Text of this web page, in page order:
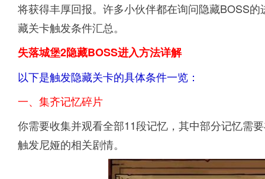
将获得丰厚回报。许多小伙伴都在询问隐藏BOSS
藏关卡触发条件汇总。
失落城堡2隐藏BOSS进入方法详解
以下是触发隐藏关卡的具体条件一览：
一、集齐记忆碎片
你需要收集并观看全部11段记忆，其中部分记忆需
触发尼娅的相关剧情。